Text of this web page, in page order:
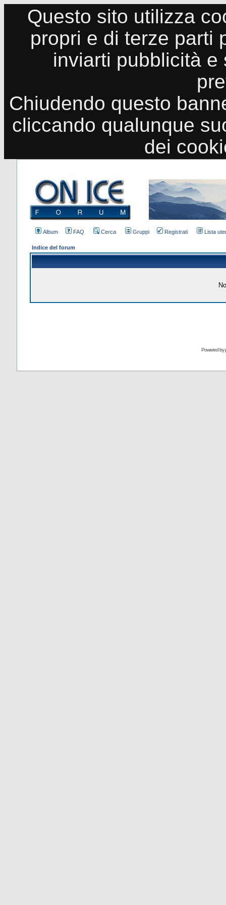
Questo sito utilizza
propri e di terze parti
inviarti pubblicità
Chiudendo questo
cliccando qualunque
dei
Album FAQ Cerca Gruppi Registrati Lista
Indice del forum
Powered by